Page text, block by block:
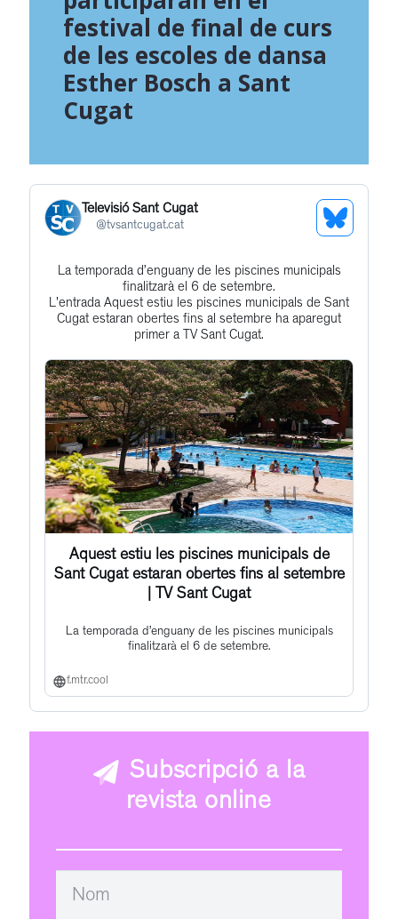
festival de final de curs
de les escoles de dansa
Esther Bosch a Sant
Cugat
Televisió Sant Cugat
@tvsantcugat.cat
See
Profile
Get
to
this
La temporada d’enguany de les piscines municipals
finalitzarà el 6 de setembre.
L'entrada Aquest estiu les piscines municipals de Sant
Cugat estaran obertes fins al setembre ha aparegut
primer a TV Sant Cugat.
Aquest estiu les piscines municipals de
Sant Cugat estaran obertes fins al setembre
| TV Sant Cugat
La temporada d’enguany de les piscines municipals
finalitzarà el 6 de setembre.
f.mtr.cool
Subscripció a la
revista online